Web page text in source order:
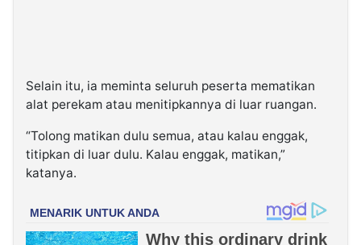
Selain itu, ia meminta seluruh peserta mematikan
alat perekam atau menitipkannya di luar ruangan.
“Tolong matikan dulu semua, atau kalau enggak,
titipkan di luar dulu. Kalau enggak, matikan,”
katanya.